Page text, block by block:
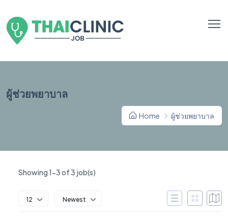
ผู้ช่วยพยาบาล
Home ผู้ช่วยพยาบาล
Showing 1-3 of 3 job(s)
12 Newest